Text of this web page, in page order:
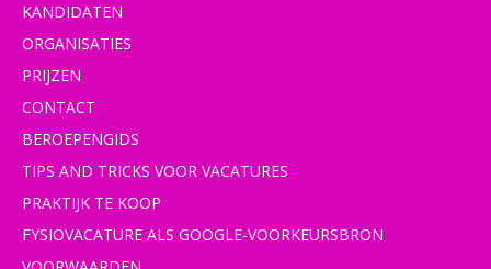
KANDIDATEN
ORGANISATIES
PRIJZEN
CONTACT
BEROEPENGIDS
TIPS AND TRICKS VOOR VACATURES
PRAKTIJK TE KOOP
FYSIOVACATURE ALS GOOGLE-VOORKEURSBRON